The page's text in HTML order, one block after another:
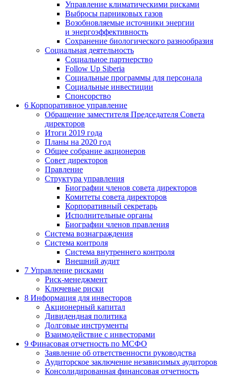
Управление климатическими рисками
Выбросы парниковых газов
Возобновляемые источники энергии
и энергоэффективность
Сохранение биологического разнообразия
Социальная деятельность
Социальное партнерство
Follow Up Siberia
Социальные программы для персонала
Социальные инвестиции
Спонсорство
6 Корпоративное управление
Обращение заместителя Председателя Совета
директоров
Итоги 2019 года
Планы на 2020 год
Общее собрание акционеров
Совет директоров
Правление
Структура управления
Биографии членов совета директоров
Комитеты совета директоров
Корпоративный секретарь
Исполнительные органы
Биографии членов правления
Система вознаграждения
Система контроля
Система внутреннего контроля
Внешний аудит
7 Управление рисками
Риск-менеджмент
Ключевые риски
8 Информация для инвесторов
Акционерный капитал
Дивидендная политика
Долговые инструменты
Взаимодействие с инвеcторами
9 Финасовая отчетность по МСФО
Заявление об ответственности руководства
Аудиторское заключение независимых аудиторов
Консолидированная финансовая отчетность